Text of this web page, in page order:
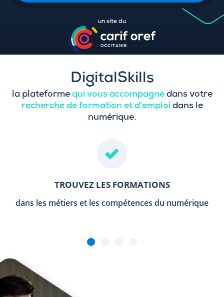
un site du
DigitalSkills
la plateforme qui vous accompagnedans votre
recherche de formation et d'emploi dans le
numérique.
TROUVEZ LES FORMATIONS
dans les métiers et les compétences du numérique